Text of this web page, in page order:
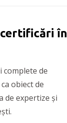
în
complete de
obiect de
de expertize și